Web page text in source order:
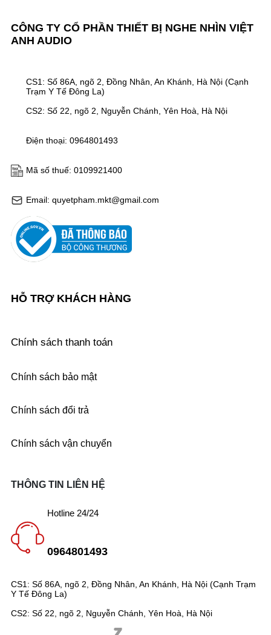
CÔNG TY CỔ PHẦN THIẾT BỊ NGHE NHÌN VIỆT
ANH AUDIO
Email: quyetpham.mkt@gmail.com
Mã số thuế: 0109921400
Điện thoại: 0964801493
CS1: Số 86A, ngõ 2, Đồng Nhân, An Khánh, Hà Nội (Cạnh
Trạm Y Tế Đông La)
CS2: Số 22, ngõ 2, Nguyễn Chánh, Yên Hoà, Hà Nội
HỖ TRỢ KHÁCH HÀNG
Chính sách thanh toán
Chính sách bảo mật
Chính sách đổi trả
Chính sách vận chuyển
CS1: Số 86A, ngõ 2, Đồng Nhân, An Khánh, Hà Nội (Cạnh Trạm
Y Tế Đông La)
CS2: Số 22, ngõ 2, Nguyễn Chánh, Yên Hoà, Hà Nội
THÔNG TIN LIÊN HỆ
Hotline 24/24
0964801493